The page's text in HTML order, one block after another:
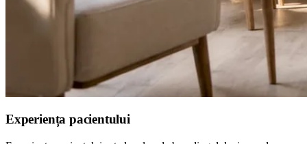
Experiența pacientului